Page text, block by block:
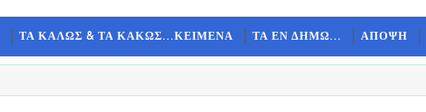
ΤΑ ΚΑΛΩΣ & ΤΑ ΚΑΚΩΣ...ΚΕΙΜΕΝΑ ΤΑ ΕΝ ΔΗΜΩ... ΑΠΟΨΗ